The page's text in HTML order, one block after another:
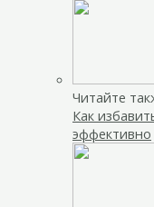
Читайте
Как
эффективно